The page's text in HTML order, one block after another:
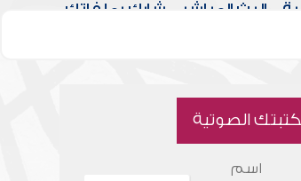
البث المباشر شارك بملفاتك
الصوتية
اسم